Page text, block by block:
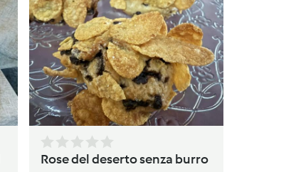
Rose del deserto senza burro